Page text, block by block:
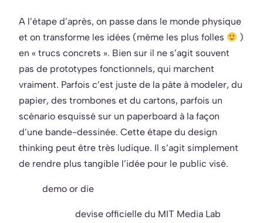
A l’étape d’après, on passe dans le monde physique
et on transforme les idées (même les plus folles
)
en « trucs concrets ». Bien sur il ne s’agit souvent
pas de prototypes fonctionnels, qui marchent
vraiment. Parfois c’est juste de la pâte à modeler, du
papier, des trombones et du cartons, parfois un
scénario esquissé sur un paperboard à la façon
d’une bande-dessinée. Cette étape du design
thinking peut être très ludique. Il s’agit simplement
de rendre plus tangible l’idée pour le public visé.
demo or die
devise officielle du MIT Media Lab